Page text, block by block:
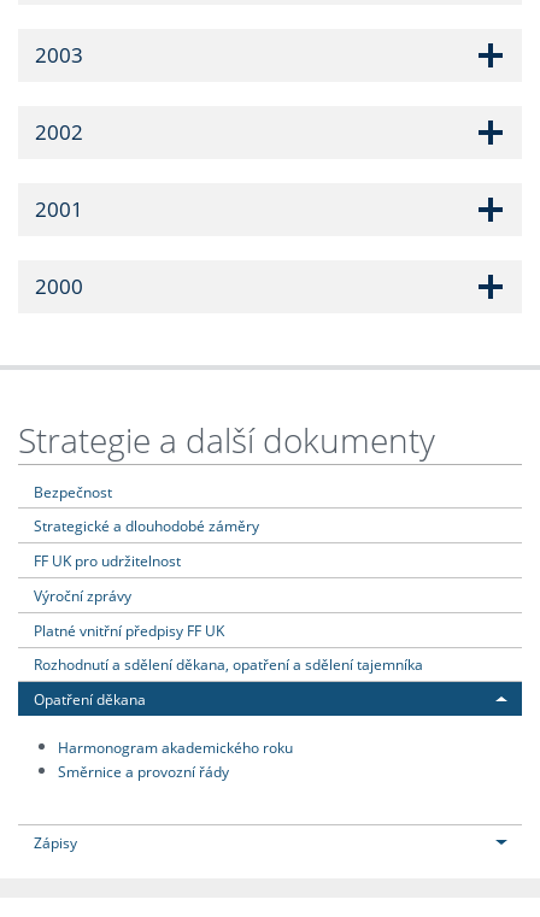
2003
2002
2001
2000
Strategie a další dokumenty
Bezpečnost
Strategické a dlouhodobé záměry
FF UK pro udržitelnost
Výroční zprávy
Platné vnitřní předpisy FF UK
Rozhodnutí a sdělení děkana, opatření a sdělení tajemníka
Opatření děkana
Harmonogram akademického roku
Směrnice a provozní řády
Zápisy